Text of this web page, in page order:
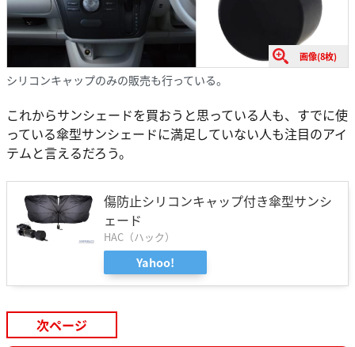
画像(8枚)
シリコンキャップのみの販売も行っている。
これからサンシェードを買おうと思っている人も、すでに使
っている傘型サンシェードに満足していない人も注目のアイ
テムと言えるだろう。
傷防止シリコンキャップ付き傘型サンシ
ェード
HAC（ハック）
Yahoo!
次ページ